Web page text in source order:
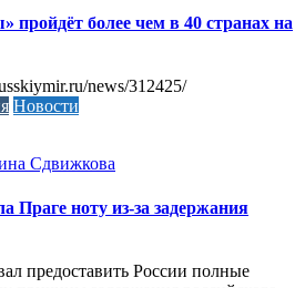
пройдёт более чем в 40 странах на
news/312425/
Новости
Сдвижкова
Праге ноту из-за задержания
предоставить России полные